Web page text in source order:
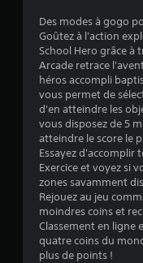
Des modes à gogo
Goûtez à l'action
School Hero grâce à
Arcade retrace
héros accompli
vous permet de
d'en atteindre les
vous disposez de 5
atteindre le score le
Essayez d'accomplir
Exercice et voyez si
zones savamment
Rejouez au jeu
moindres coins et
Classement en ligne
quatre coins du
plus de points !